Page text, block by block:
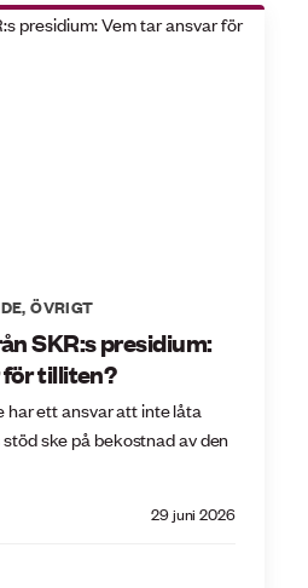
,ÖVRIGT
SKR:s presidium:
tilliten?
29 juni 2026
har ett ansvar att inte låta
ske på bekostnad av den